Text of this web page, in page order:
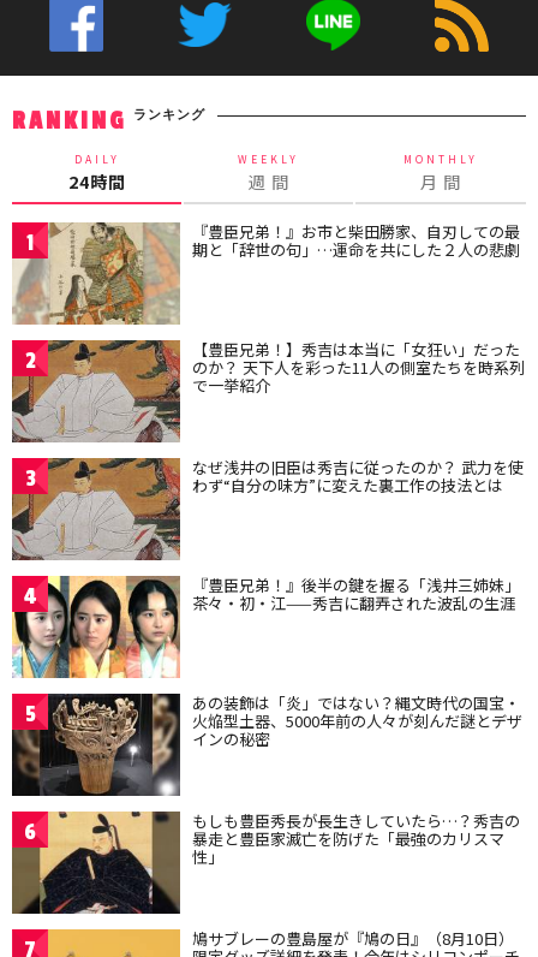
RANKING ランキング
DAILY
24時間
WEEKLY
週 間
MONTHLY
月 間
1 『豊臣兄弟！』お市と柴田勝家、自刃しての最
期と「辞世の句」…運命を共にした２人の悲劇
2 【豊臣兄弟！】秀吉は本当に「女狂い」だった
のか？ 天下人を彩った11人の側室たちを時系列
で一挙紹介
3 なぜ浅井の旧臣は秀吉に従ったのか？ 武力を使
わず“自分の味方”に変えた裏工作の技法とは
4 『豊臣兄弟！』後半の鍵を握る「浅井三姉妹」
茶々・初・江——秀吉に翻弄された波乱の生涯
5 あの装飾は「炎」ではない？縄文時代の国宝・
火焔型土器、5000年前の人々が刻んだ謎とデザ
インの秘密
6 もしも豊臣秀長が長生きしていたら…？秀吉の
暴走と豊臣家滅亡を防げた「最強のカリスマ
性」
7 鳩サブレーの豊島屋が『鳩の日』（8月10日）